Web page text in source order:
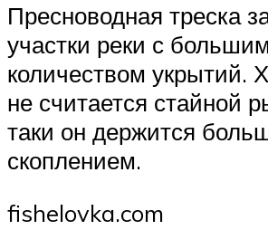
Пресноводная треска
участки реки с большим
количеством укрытий.
не считается стайной
таки он держится
скоплением.
fishelovka.com